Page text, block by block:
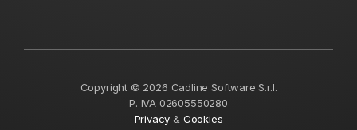
Copyright © 2026 Cadline Software S.r.l.
P. IVA 02605550280
Privacy & Cookies